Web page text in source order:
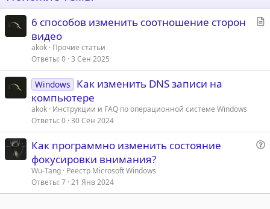
и
в
й
г
л
с
и
в
й
г
л
с
ь
6 способов изменить соотношение сторон
видео
akok Прочие статьи
Ответы 0 3 Сен 2025
Windows
Как изменить DNS записи на
компьютере
akok Инструкции и FAQ по операционной системе Windows
Ответы 0 30 Сен 2024
В
о
Как программно изменить состояние
фокусировки внимания?
Wu-Tang Реестр Microsoft Windows
Ответы 7 21 Янв 2024